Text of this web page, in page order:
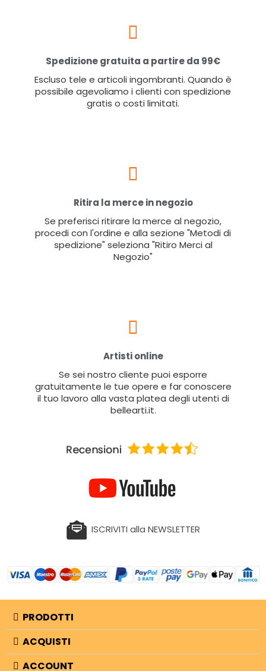
Spedizione gratuita a partire da 99€
Escluso tele e articoli ingombranti. Quando è
possibile agevoliamo i clienti con spedizione
gratis o costi limitati.
Ritira la merce in negozio
Se preferisci ritirare la merce al negozio,
procedi con l'ordine e alla sezione "Metodi di
spedizione" seleziona "Ritiro Merci al
Negozio"
Artisti online
Se sei nostro cliente puoi esporre
gratuitamente le tue opere e far conoscere
il tuo lavoro alla vasta platea degli utenti di
bellearti.it.
ISCRIVITI alla NEWSLETTER
PRODOTTI
ACQUISTI
ACCOUNT